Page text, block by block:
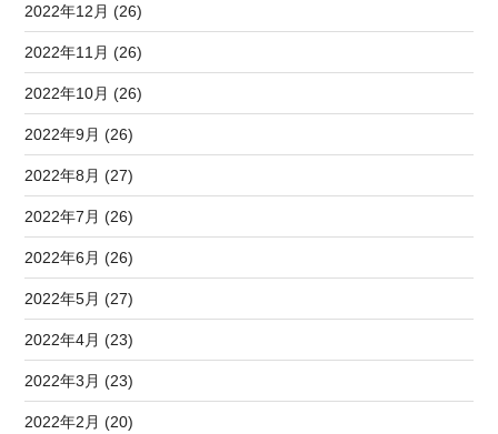
2022年12月 (26)
2022年11月 (26)
2022年10月 (26)
2022年9月 (26)
2022年8月 (27)
2022年7月 (26)
2022年6月 (26)
2022年5月 (27)
2022年4月 (23)
2022年3月 (23)
2022年2月 (20)